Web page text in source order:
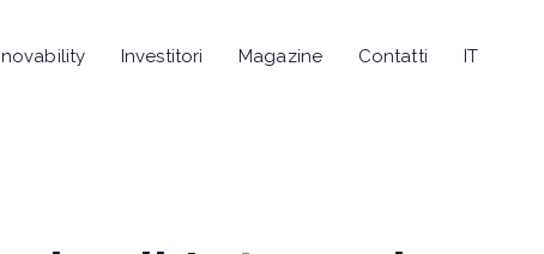
Investitori Magazine Contatti IT